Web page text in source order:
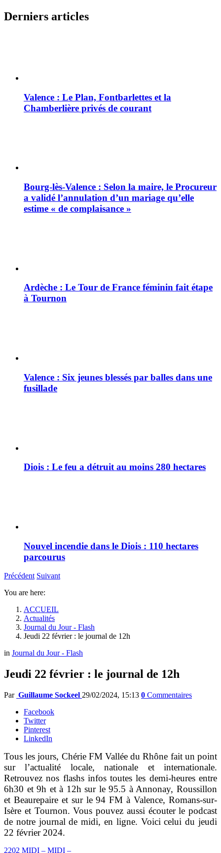
Derniers articles
Valence : Le Plan, Fontbarlettes et la
Chamberlière privés de courant
Bourg-lès-Valence : Selon la maire, le Procureur
a validé l’annulation d’un mariage qu’elle
estime « de complaisance »
Ardèche : Le Tour de France féminin fait étape
à Tournon
Valence : Six jeunes blessés par balles dans une
fusillade
Diois : Le feu a détruit au moins 280 hectares
Nouvel incendie dans le Diois : 110 hectares
parcourus
Précédent Suivant
You are here:
ACCUEIL
Actualités
Journal du Jour - Flash
Jeudi 22 février : le journal de 12h
in Journal du Jour - Flash
Jeudi 22 février : le journal de 12h
Par Guillaume Sockeel 29/02/2024, 15:13 0 Commentaires
Facebook
Twitter
Pinterest
LinkedIn
Tous les jours, Chérie FM Vallée du Rhône fait un point
sur l’actualité locale, nationale et internationale.
Retrouvez nos flashs infos toutes les demi-heures entre
6h30 et 9h et à 12h sur le 95.5 à Annonay, Roussillon
et Beaurepaire et sur le 94 FM à Valence, Romans-sur-
Isère et Tournon. Vous pouvez aussi écouter le podcast
de notre journal de midi, en ligne. Voici celui du jeudi
22 février 2024.
2202 MIDI – MIDI –